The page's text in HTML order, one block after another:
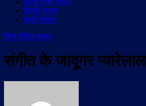
सिन्धी संसार
सूफी संसार
सिने संगीत संसार
संगीत के जादूगर प्यारेलाल